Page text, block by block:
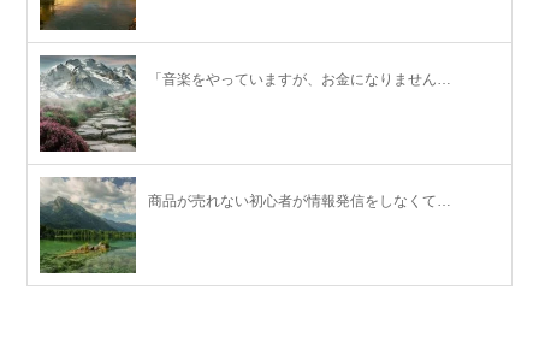
「音楽をやっていますが、お金になりません…
商品が売れない初心者が情報発信をしなくて…